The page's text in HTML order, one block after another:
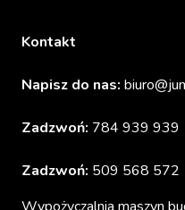
Kontakt
Napisz do nas:
Zadzwoń: 784 939 939
Zadzwoń: 509 568 572